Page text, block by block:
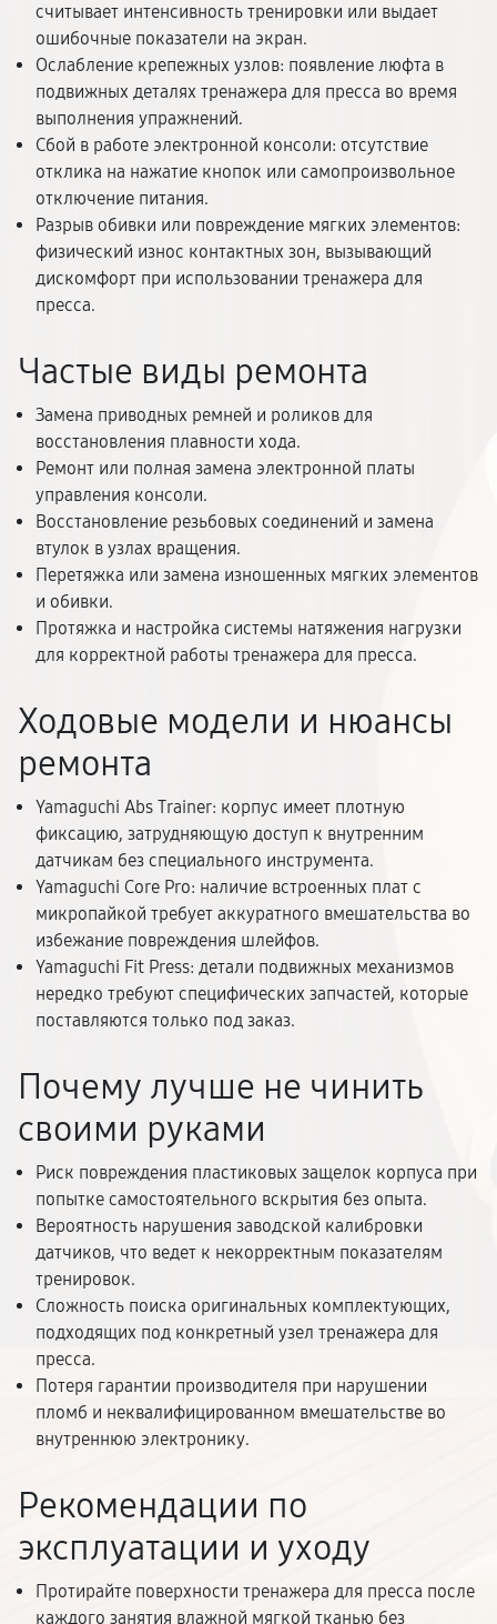
считывает интенсивность тренировки или выдает
ошибочные показатели на экран.
Ослабление крепежных узлов: появление люфта в
подвижных деталях тренажера для пресса во время
выполнения упражнений.
Сбой в работе электронной консоли: отсутствие
отклика на нажатие кнопок или самопроизвольное
отключение питания.
Разрыв обивки или повреждение мягких элементов:
физический износ контактных зон, вызывающий
дискомфорт при использовании тренажера для
пресса.
Частые виды ремонта
Замена приводных ремней и роликов для
восстановления плавности хода.
Ремонт или полная замена электронной платы
управления консоли.
Восстановление резьбовых соединений и замена
втулок в узлах вращения.
Перетяжка или замена изношенных мягких элементов
и обивки.
Протяжка и настройка системы натяжения нагрузки
для корректной работы тренажера для пресса.
Ходовые модели и нюансы
ремонта
Yamaguchi Abs Trainer: корпус имеет плотную
фиксацию, затрудняющую доступ к внутренним
датчикам без специального инструмента.
Yamaguchi Core Pro: наличие встроенных плат с
микропайкой требует аккуратного вмешательства во
избежание повреждения шлейфов.
Yamaguchi Fit Press: детали подвижных механизмов
нередко требуют специфических запчастей, которые
поставляются только под заказ.
Почему лучше не чинить
своими руками
Риск повреждения пластиковых защелок корпуса при
попытке самостоятельного вскрытия без опыта.
Вероятность нарушения заводской калибровки
датчиков, что ведет к некорректным показателям
тренировок.
Сложность поиска оригинальных комплектующих,
подходящих под конкретный узел тренажера для
пресса.
Потеря гарантии производителя при нарушении
пломб и неквалифицированном вмешательстве во
внутреннюю электронику.
Рекомендации по
эксплуатации и уходу
Протирайте поверхности тренажера для пресса после
каждого занятия влажной мягкой тканью без